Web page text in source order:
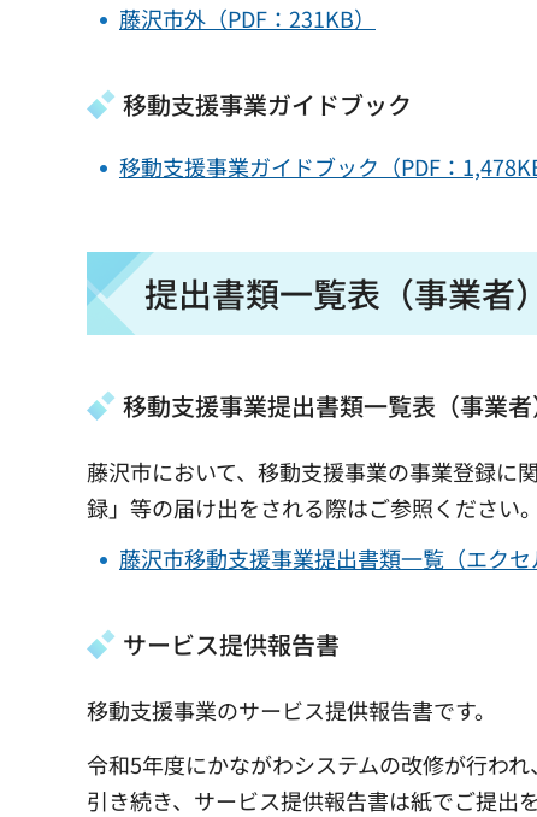
藤沢市外（PDF：231KB）
移動支援事業ガイドブック
移動支援事業ガイドブック（PDF：
提出書類一覧表（事業者
移動支援事業提出書類一覧表（事業者
藤沢市において、移動支援事業の事業登録に
録」等の届け出をされる際はご参照ください。
藤沢市移動支援事業提出書類一覧（エクセ
サービス提供報告書
移動支援事業のサービス提供報告書です。
令和5年度にかながわシステムの改修が行わ
引き続き、サービス提供報告書は紙でご提出